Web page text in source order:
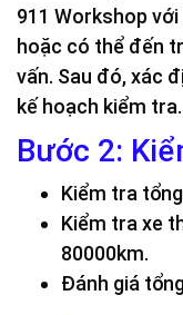
911 Workshop
hoặc có thể đến
vấn. Sau đó, xác
kế hoạch kiểm tra.
Bước 2:
Kiểm tra
Kiểm tra xe
80000km.
Đánh giá